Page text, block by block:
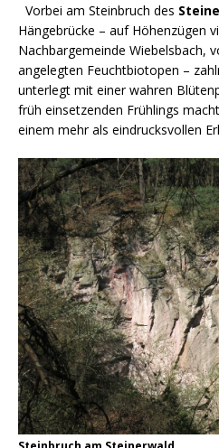
Vorbei am Steinbruch des
Hängebrücke – auf Höhenzügen
Nachbargemeinde Wiebelsbach,
angelegten Feuchtbiotopen –
unterlegt mit einer wahren
früh einsetzenden Frühlings
einem mehr als eindrucksvollen